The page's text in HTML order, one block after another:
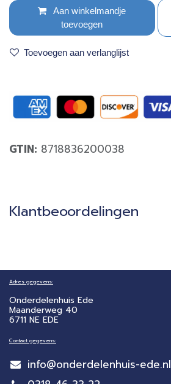
Aan winkelmandje
toevoegen
Toevoegen aan verlanglijst
GTIN: 8718836200038
Klantbeoordelingen
Adres gegevens:
Onderdelenhuis Ede
Maanderweg 40
6711 NE EDE
Contact gegevens:
info@onderdelenhuis-ede.nl